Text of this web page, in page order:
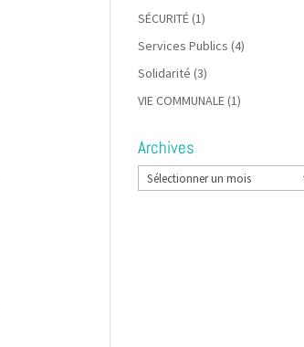
SÉCURITÉ(1)
Services Publics (4)
Solidarité (3)
VIE COMMUNALE(1)
Archives
Archives